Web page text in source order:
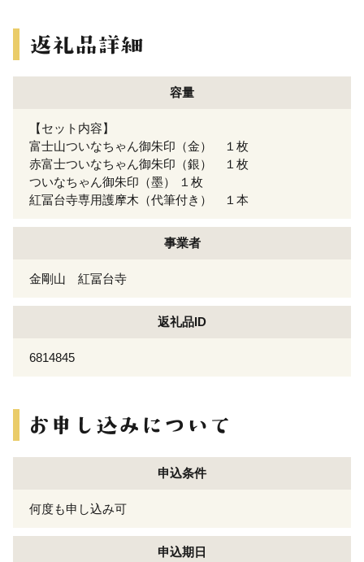
容量
【セット内容】
富士山ついなちゃん御朱印（金） １枚
赤富士ついなちゃん御朱印（銀） １枚
ついなちゃん御朱印（墨） １枚
紅冨台寺専用護摩木（代筆付き） １本
事業者
金剛山 紅冨台寺
返礼品ID
6814845
申込条件
何度も申し込み可
申込期日